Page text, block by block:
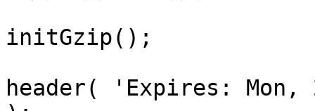
initGzip();
header( 'Expires: Mon,